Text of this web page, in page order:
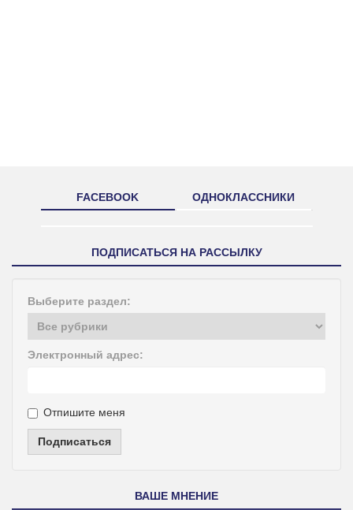
FACEBOOK ОДНОКЛАССНИКИ
ПОДПИСАТЬСЯ НА РАССЫЛКУ
Выберите раздел:
Электронный адрес:
Отпишите меня
Подписаться
ВАШЕ МНЕНИЕ